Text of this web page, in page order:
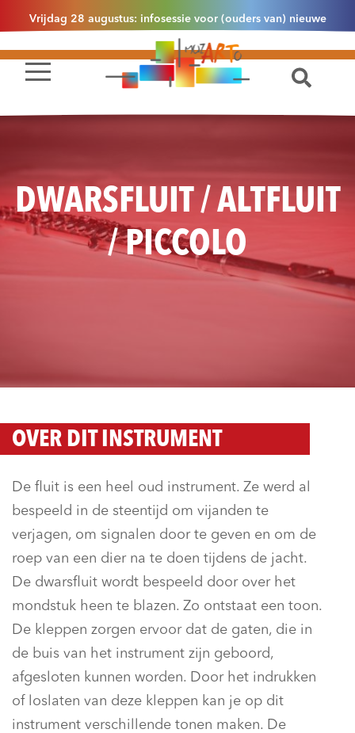
Vrijdag 28 augustus: infosessie voor (ouders van) nieuwe
leerlingen 2.1 om 13u30 in Essen
DWARSFLUIT / ALTFLUIT
/ PICCOLO
OVER DIT INSTRUMENT
De fluit is een heel oud instrument. Ze werd al
bespeeld in de steentijd om vijanden te
verjagen, om signalen door te geven en om de
roep van een dier na te doen tijdens de jacht.
De dwarsfluit wordt bespeeld door over het
mondstuk heen te blazen. Zo ontstaat een toon.
De kleppen zorgen ervoor dat de gaten, die in
de buis van het instrument zijn geboord,
afgesloten kunnen worden. Door het indrukken
of loslaten van deze kleppen kan je op dit
instrument verschillende tonen maken. De